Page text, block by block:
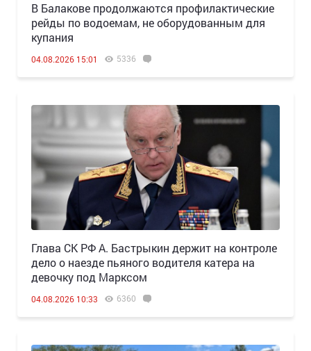
В Балакове продолжаются профилактические
рейды по водоемам, не оборудованным для
купания
04.08.2026 15:01 5336
Глава СК РФ А. Бастрыкин держит на контроле
дело о наезде пьяного водителя катера на
девочку под Марксом
04.08.2026 10:33 6360